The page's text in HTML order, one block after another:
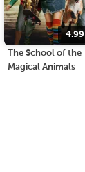
4.99
The School of the
Magical Animals